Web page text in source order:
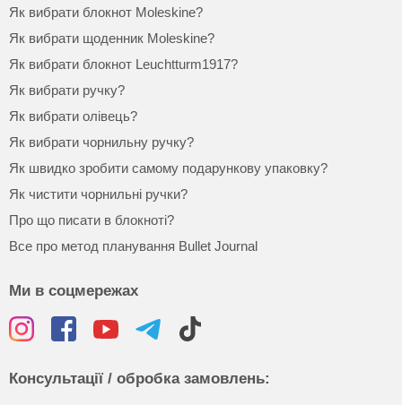
Як вибрати блокнот Moleskine?
Як вибрати щоденник Moleskine?
Як вибрати блокнот Leuchtturm1917?
Як вибрати ручку?
Як вибрати олівець?
Як вибрати чорнильну ручку?
Як швидко зробити самому подарункову упаковку?
Як чистити чорнильні ручки?
Про що писати в блокноті?
Все про метод планування Bullet Journal
Ми в соцмережах
Консультації / обробка замовлень: